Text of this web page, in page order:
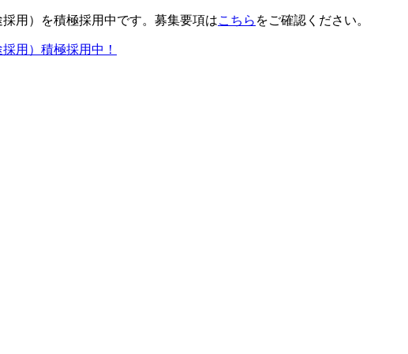
用）を積極採用中です。募集要項はこちら をご確認ください。
用）積極採用中！